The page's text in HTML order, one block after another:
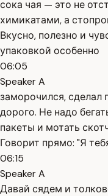
сока чая — это не
химикатами, а
Вкусно, полезно и
упаковкой особенно
06:05
Speaker A
заморочился, сделал
дорого. Не надо
пакеты и мотать
Говорит прямо: "Я
06:15
Speaker A
Давай сядем и